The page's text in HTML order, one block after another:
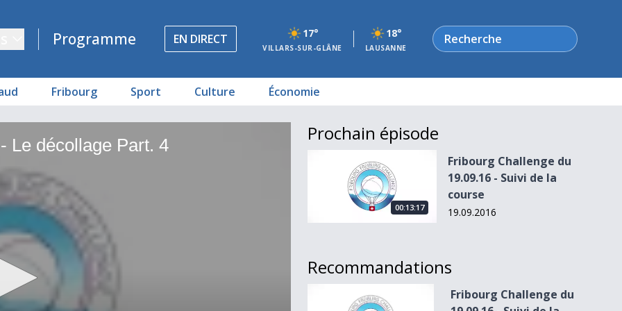
Programme EN DIRECT 17°
VILLARS-SUR-GLÂNE
18°
LAUSANNE
Rechercher
Fribourg Sport Culture Économie
Le décollage Part. 4
Prochain épisode
Fribourg Challenge du 19.09.16 - Suivi de la course
00:13:17
Fribourg Challenge du
19.09.16 - Suivi de la
course
19.09.2016
Recommandations
Fribourg Challenge du 19.09.16 - Suivi de la course
Fribourg Challenge du